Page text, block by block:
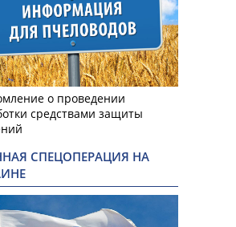
о проведении
средствами защиты
СПЕЦОПЕРАЦИЯ НА